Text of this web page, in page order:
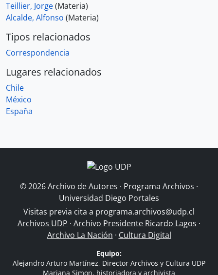
Teillier, Jorge(Materia)
Alcalde, Alfonso (Materia)
Tipos relacionados
Correspondencia
Lugares relacionados
Chile
México
España
© 2026 Archivo de Autores · Programa Archivos ·
Universidad Diego Portales
Visitas previa cita a programa.archivos@udp.cl
Archivos UDP · Archivo Presidente Ricardo Lagos ·
Archivo La Nación · Cultura Digital
Equipo:
Alejandro Arturo Martínez, Director Archivos y Cultura UDP
Mariana Simon, historiadora y archivista